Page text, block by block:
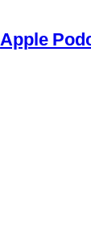
Apple